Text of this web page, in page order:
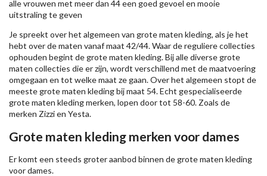
alle vrouwen met meer dan 44 een goed gevoel en mooie
uitstraling te geven
Je spreekt over het algemeen van grote maten kleding, als je het
hebt over de maten vanaf maat 42/44. Waar de reguliere collecties
ophouden begint de grote maten kleding. Bij alle diverse grote
maten collecties die er zijn, wordt verschillend met de maatvoering
omgegaan en tot welke maat ze gaan. Over het algemeen stopt de
meeste grote maten kleding bij maat 54. Echt gespecialiseerde
grote maten kleding merken, lopen door tot 58-60. Zoals de
merken Zizzien Yesta.
Grote maten kleding merken voor dames
Er komt een steeds groter aanbod binnen de grote maten kleding
voor dames.